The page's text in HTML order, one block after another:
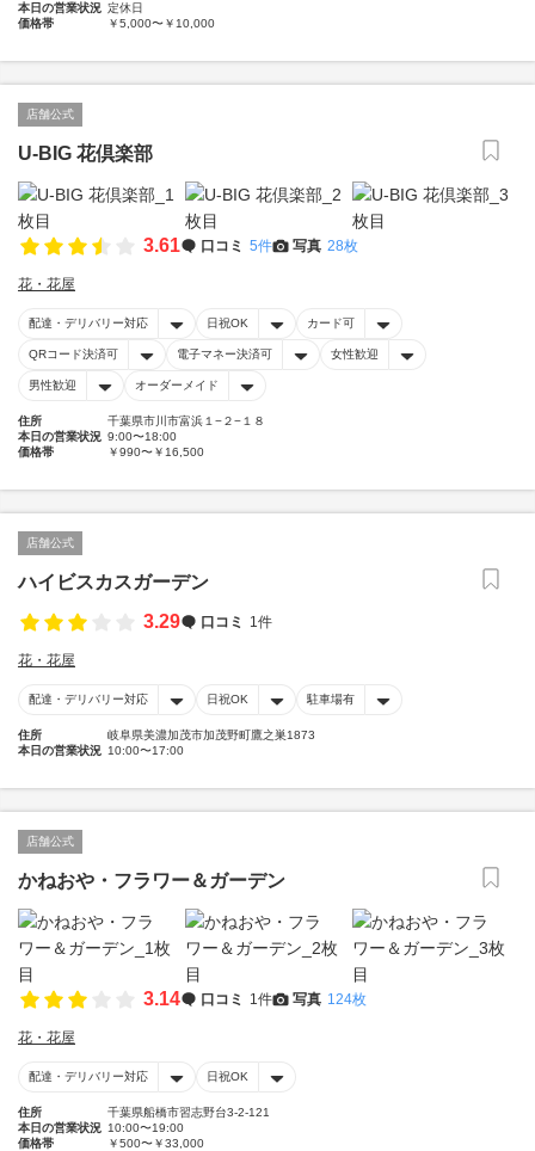
本日の営業状況 定休日
価格帯
￥5,000〜￥10,000
店舗公式
U-BIG 花倶楽部
3.61 口コミ 5件 写真 28枚
花・花屋
配達・デリバリー対応 日祝OK カード可
QRコード決済可 電子マネー決済可 女性歓迎
男性歓迎 オーダーメイド
住所
千葉県市川市富浜１−２−１８
本日の営業状況 9:00〜18:00
価格帯
￥990〜￥16,500
店舗公式
ハイビスカスガーデン
3.29
口コミ 1件
花・花屋
配達・デリバリー対応 日祝OK 駐車場有
住所
岐阜県美濃加茂市加茂野町鷹之巣1873
本日の営業状況 10:00〜17:00
店舗公式
かねおや・フラワー＆ガーデン
3.14 口コミ 1件 写真 124枚
花・花屋
配達・デリバリー対応 日祝OK
住所
千葉県船橋市習志野台3-2-121
本日の営業状況 10:00〜19:00
価格帯
￥500〜￥33,000